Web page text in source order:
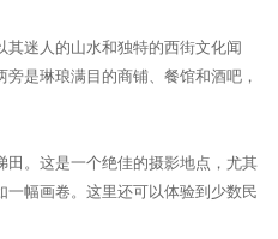
其迷人的山水和独特的西街文化闻
是琳琅满目的商铺、餐馆和酒吧，
田。这是一个绝佳的摄影地点，尤其
幅画卷。这里还可以体验到少数民